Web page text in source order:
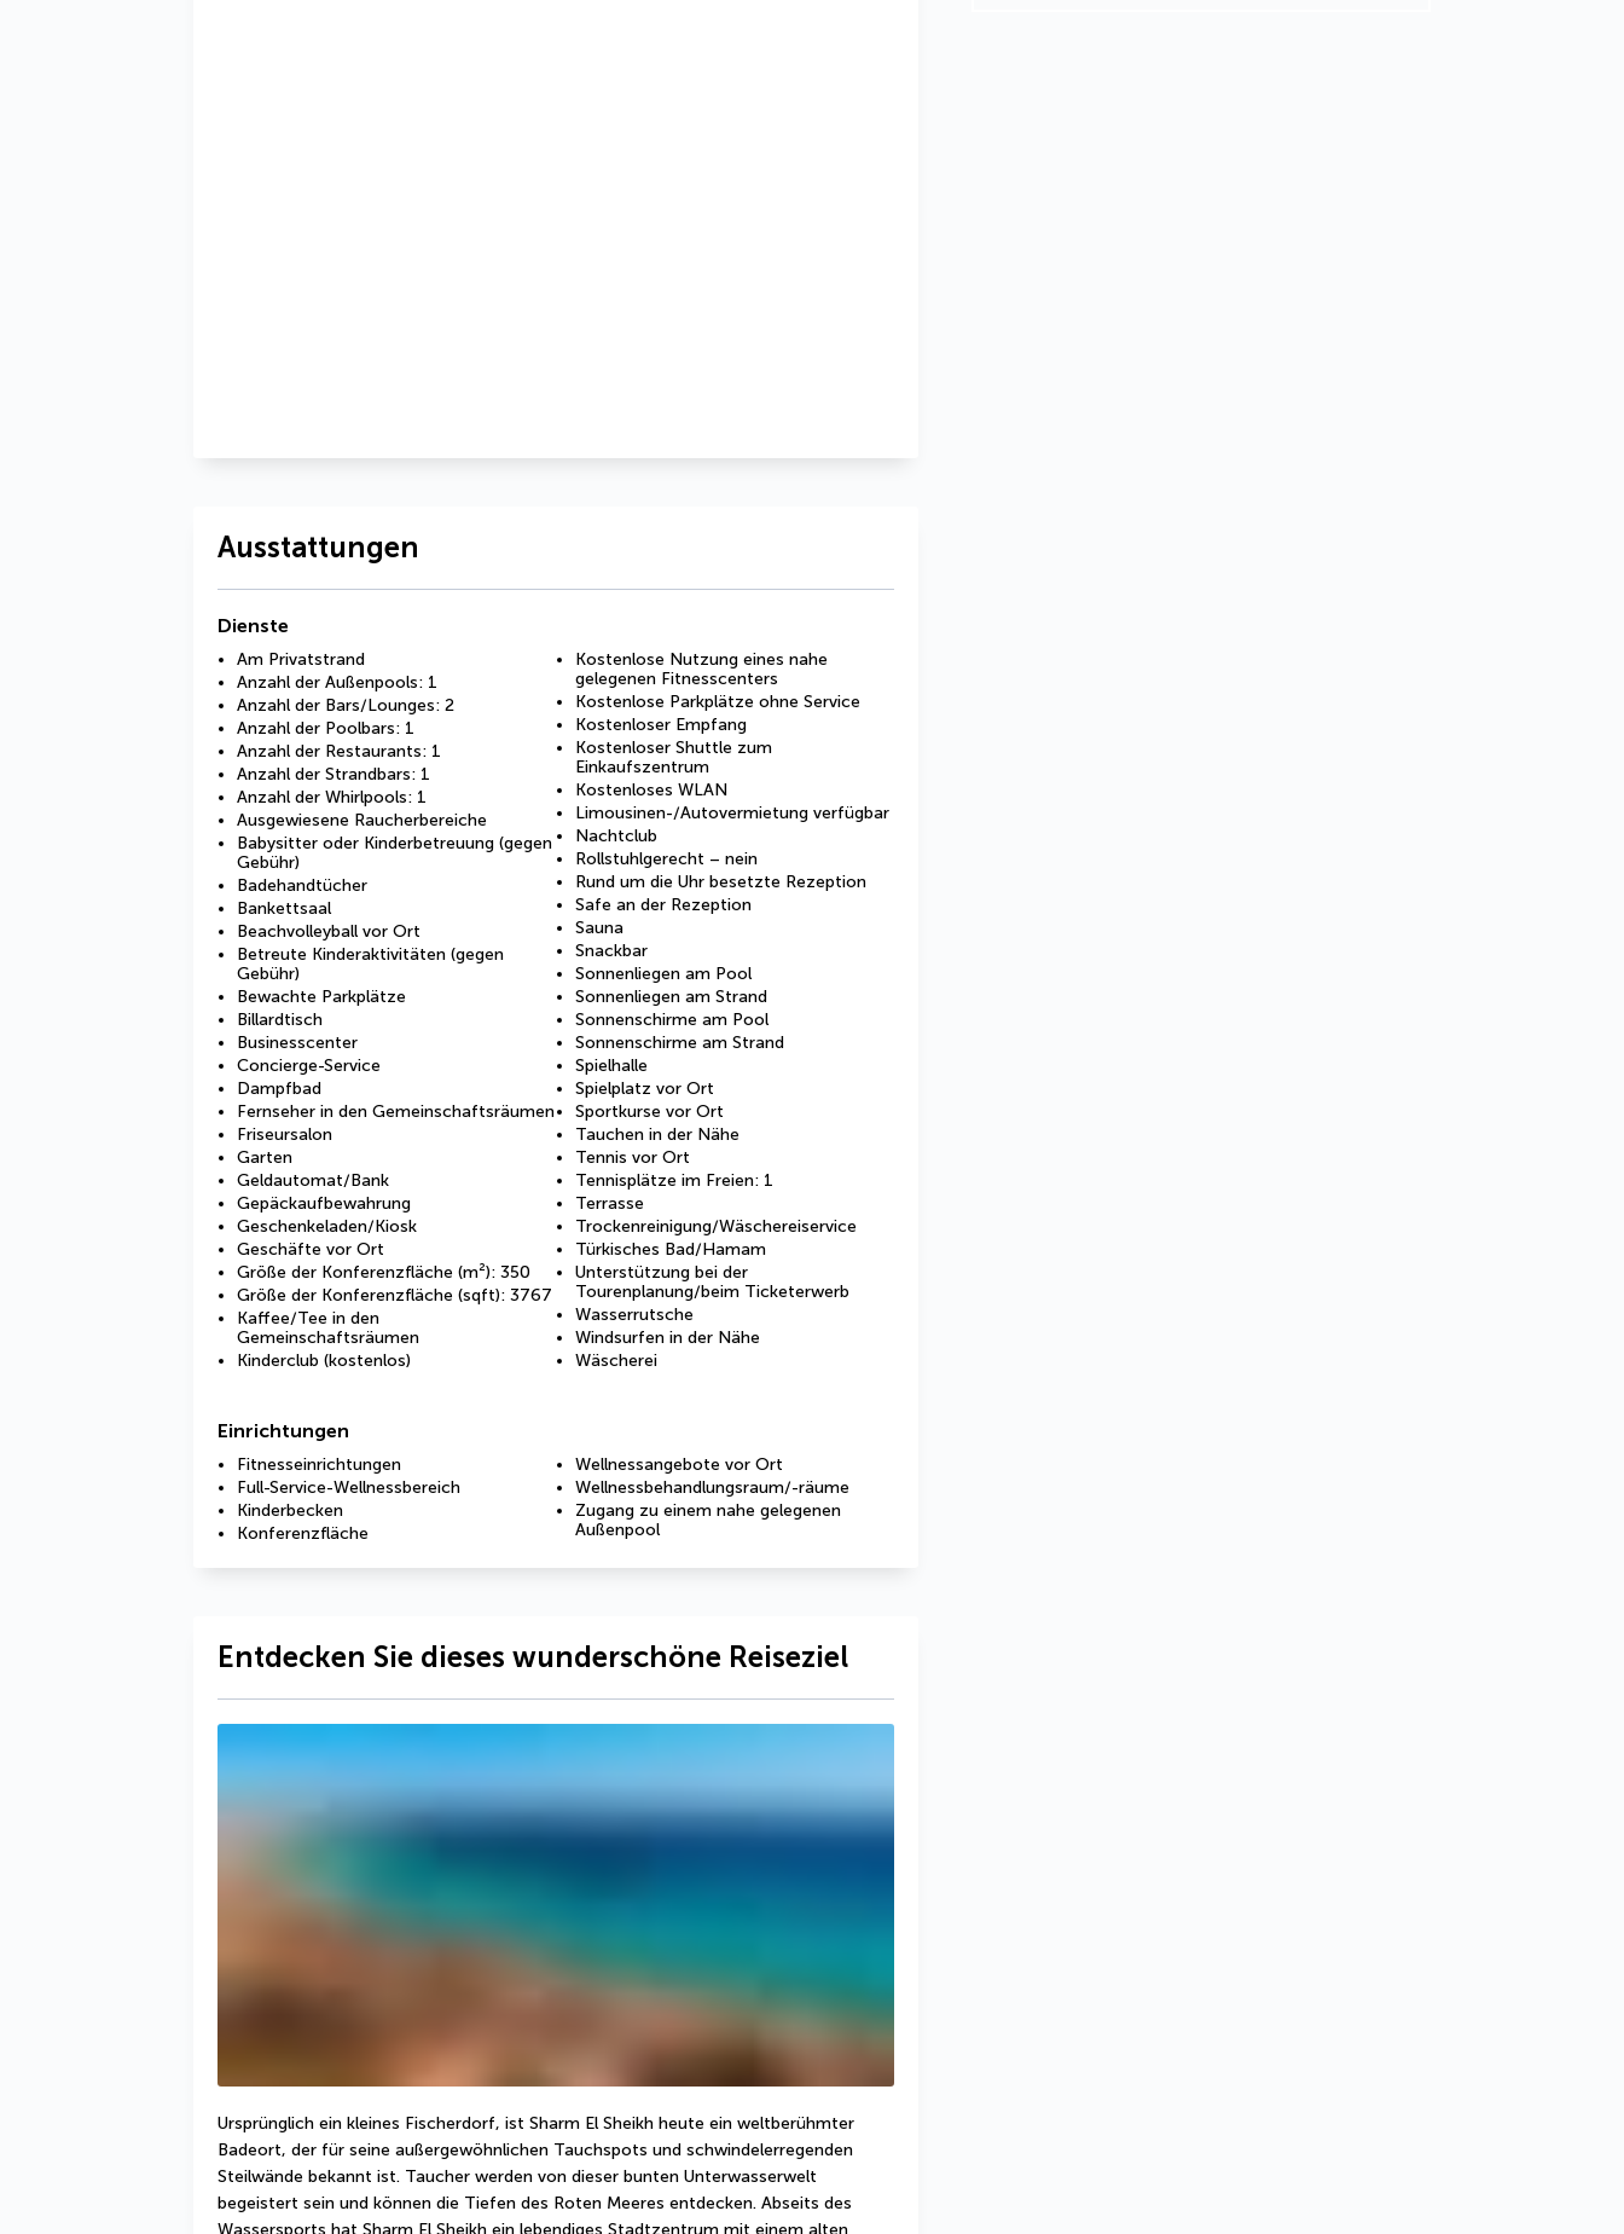
Ausstattungen
Dienste
Am Privatstrand
Anzahl der Außenpools: 1
Anzahl der Bars/Lounges: 2
Anzahl der Poolbars: 1
Anzahl der Restaurants: 1
Anzahl der Strandbars: 1
Anzahl der Whirlpools: 1
Ausgewiesene Raucherbereiche
Babysitter oder Kinderbetreuung (gegen
Gebühr)
Badehandtücher
Bankettsaal
Beachvolleyball vor Ort
Betreute Kinderaktivitäten (gegen
Gebühr)
Bewachte Parkplätze
Billardtisch
Businesscenter
Concierge-Service
Dampfbad
Fernseher in den Gemeinschaftsräumen
Friseursalon
Garten
Geldautomat/Bank
Gepäckaufbewahrung
Geschenkeladen/Kiosk
Geschäfte vor Ort
Größe der Konferenzfläche (m²): 350
Größe der Konferenzfläche (sqft): 3767
Kaffee/Tee in den
Gemeinschaftsräumen
Kinderclub (kostenlos)
Kostenlose Nutzung eines nahe
gelegenen Fitnesscenters
Kostenlose Parkplätze ohne Service
Kostenloser Empfang
Kostenloser Shuttle zum
Einkaufszentrum
Kostenloses WLAN
Limousinen-/Autovermietung verfügbar
Nachtclub
Rollstuhlgerecht – nein
Rund um die Uhr besetzte Rezeption
Safe an der Rezeption
Sauna
Snackbar
Sonnenliegen am Pool
Sonnenliegen am Strand
Sonnenschirme am Pool
Sonnenschirme am Strand
Spielhalle
Spielplatz vor Ort
Sportkurse vor Ort
Tauchen in der Nähe
Tennis vor Ort
Tennisplätze im Freien: 1
Terrasse
Trockenreinigung/Wäschereiservice
Türkisches Bad/Hamam
Unterstützung bei der
Tourenplanung/beim Ticketerwerb
Wasserrutsche
Windsurfen in der Nähe
Wäscherei
Einrichtungen
Fitnesseinrichtungen
Full-Service-Wellnessbereich
Kinderbecken
Konferenzfläche
Wellnessangebote vor Ort
Wellnessbehandlungsraum/-räume
Zugang zu einem nahe gelegenen
Außenpool
Entdecken Sie dieses wunderschöne Reiseziel
Ursprünglich ein kleines Fischerdorf, ist Sharm El Sheikh heute ein weltberühmter
Badeort, der für seine außergewöhnlichen Tauchspots und schwindelerregenden
Steilwände bekannt ist. Taucher werden von dieser bunten Unterwasserwelt
begeistert sein und können die Tiefen des Roten Meeres entdecken. Abseits des
Wassersports hat Sharm El Sheikh ein lebendiges Stadtzentrum mit einem alten